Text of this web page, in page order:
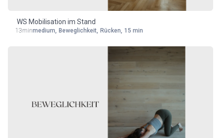
WS Mobilisation im Stand
13minmedium, Beweglichkeit, Rücken, 15 min